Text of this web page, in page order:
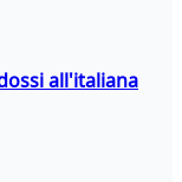
all'italiana